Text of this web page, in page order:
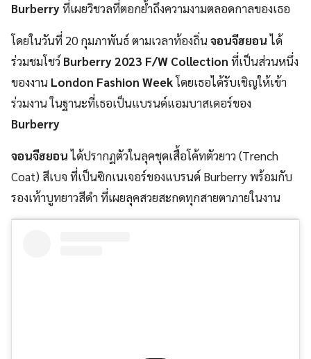
Burberryที่เผยวิชวลที่ตอกย้ำถึงความงามตลอดกาลของเธอ
โดยในวันที่ 20 กุมภาพันธ์ ตามเวลาท้องถิ่นจอนจีฮยอนได้
ร่วมชมโชว์ Burberry 2023 F/W Collection ที่เป็นส่วนหนึ่ง
ของงาน London Fashion Weekโดยเธอได้รับเชิญให้เข้า
ร่วมงาน ในฐานะที่เธอเป็นแบรนด์แอมบาสเดอร์ของ
Burberry
จอนจีฮยอนได้ปรากฏตัวในลุคชุดเสื้อโค้ทตัวยาว (Trench
Coat) สีเบจ ที่เป็นซิกเนเจอร์ของแบรนด์ Burberry พร้อมกับ
รองเท้าบูทยาวสีดำ ที่เผยลุคสวยสะกดทุกสายตาภายในงาน